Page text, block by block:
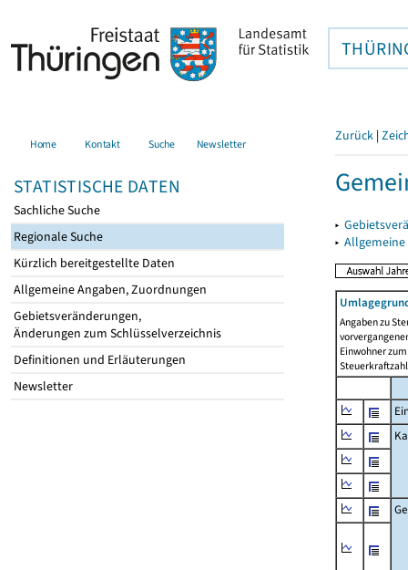
Home Kontakt Suche Newsletter
STATISTISCHE DATEN
Sachliche Suche
Regionale Suche
Kürzlich bereitgestellte Daten
Allgemeine Angaben, Zuordnungen
Gebietsveränderungen,
Änderungen zum Schlüsselverzeichnis
Definitionen und Erläuterungen
Newsletter
Zurück |
▸
▸
Angaben zu
Einwohner